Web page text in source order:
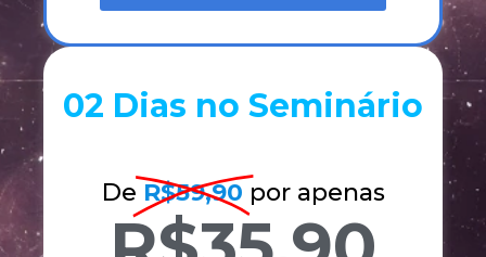
02 Dias no Seminário
De R$59,90 por apenas